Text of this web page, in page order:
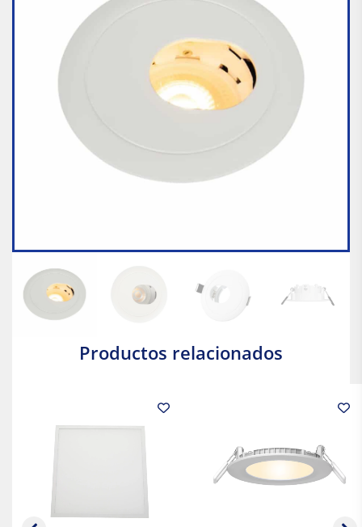
Productos relacionados